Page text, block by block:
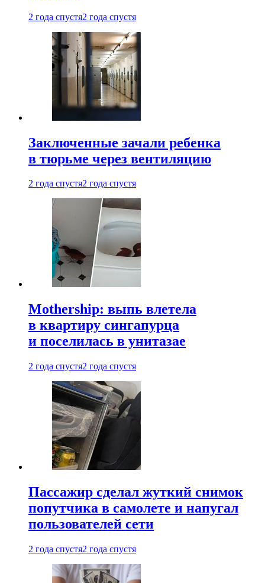
2 года спустя2 года спустя
Заключенные зачали ребенка
в тюрьме через вентиляцию
2 года спустя2 года спустя
Mothership: выпь влетела
в квартиру сингапурца
и поселилась в унитазае
2 года спустя2 года спустя
Пассажир сделал жуткий снимок
попутчика в самолете и напугал
пользователей сети
2 года спустя2 года спустя